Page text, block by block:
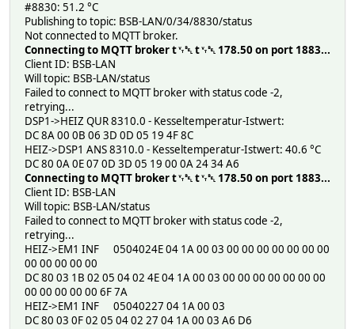
#8830: 51.2 °C
Publishing to topic: BSB-LAN/0/34/8830/status
Not connected to MQTT broker.
Connecting to MQTT broker t␋␇ t␋␇ 178.50 on port 1883...
Client ID: BSB-LAN
Will topic: BSB-LAN/status
Failed to connect to MQTT broker with status code -2,
retrying...
DSP1->HEIZ QUR 8310.0 - Kesseltemperatur-Istwert:
DC 8A 00 0B 06 3D 0D 05 19 4F 8C
HEIZ->DSP1 ANS 8310.0 - Kesseltemperatur-Istwert: 40.6 °C
DC 80 0A 0E 07 0D 3D 05 19 00 0A 24 34 A6
Connecting to MQTT broker t␋␇ t␋␇ 178.50 on port 1883...
Client ID: BSB-LAN
Will topic: BSB-LAN/status
Failed to connect to MQTT broker with status code -2,
retrying...
HEIZ->EM1 INF 0504024E 04 1A 00 03 00 00 00 00 00 00 00
00 00 00 00 00
DC 80 03 1B 02 05 04 02 4E 04 1A 00 03 00 00 00 00 00 00 00
00 00 00 00 00 6F 7A
HEIZ->EM1 INF 05040227 04 1A 00 03
DC 80 03 0F 02 05 04 02 27 04 1A 00 03 A6 D6